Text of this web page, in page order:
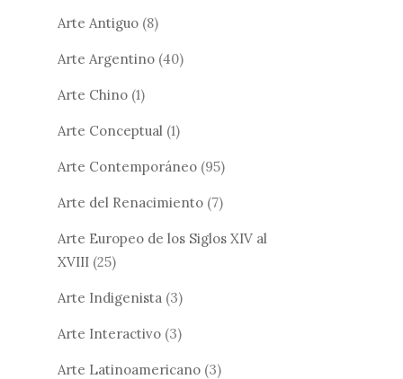
Arte Antiguo (8)
Arte Argentino (40)
Arte Chino (1)
Arte Conceptual (1)
Arte Contemporáneo (95)
Arte del Renacimiento (7)
Arte Europeo de los Siglos XIV al
XVIII (25)
Arte Indigenista (3)
Arte Interactivo (3)
Arte Latinoamericano (3)